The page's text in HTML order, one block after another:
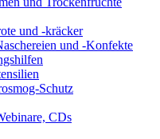
und -kräcker
und -Konfekte
Schutz
CDs